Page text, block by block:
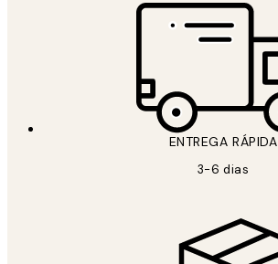
ENTREGA RÁPIDA
3-6 dias